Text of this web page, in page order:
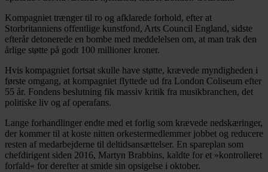
Kompagniet trænger til ro og afklarede forhold, efter at
Storbritanniens offentlige kunstfond, Arts Council England, sidste
efterår detonerede en bombe med meddelelsen om, at man trak den
årlige støtte på godt 100 millioner kroner.
Hvis kompagniet fortsat skulle have støtte, krævede myndigheden i
første omgang, at kompagniet flyttede ud fra London Coliseum efter
55 år. Fondens beslutning fik massiv kritik fra musikbranchen, det
politiske liv og af operafans.
Lange forhandlinger endte med et forlig som krævede nedskæringer,
der kommer til at koste nitten orkestermedlemmer jobbet og reducere
resten af medarbejderne til deltidsansættelser. En spareplan som
chefdirigent siden 2016, Martyn Brabbins, kaldte for et »kontrolleret
forfald« for derefter at smide sin opsigelse i oktober.